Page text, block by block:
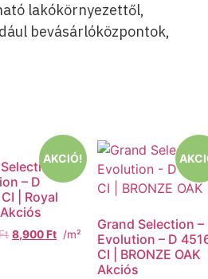
lakókörnyezettől,
bevásárlóközpontok,
AKCIÓ!
–
– D
| Royal
8,900Ft /m²
Grand Selection –
Evolution – D
CI | BRONZE OAK
Akciós